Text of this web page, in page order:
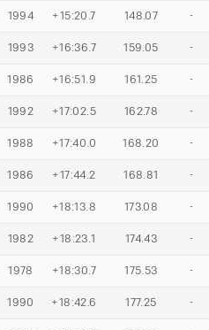
1994 +15:20.7 148.07 -
1993 +16:36.7 159.05 -
1986 +16:51.9 161.25 -
1992 +17:02.5 162.78 -
1988 +17:40.0 168.20 -
1986 +17:44.2 168.81 -
1990 +18:13.8 173.08 -
1982 +18:23.1 174.43 -
1978 +18:30.7 175.53 -
1990 +18:42.6 177.25 -